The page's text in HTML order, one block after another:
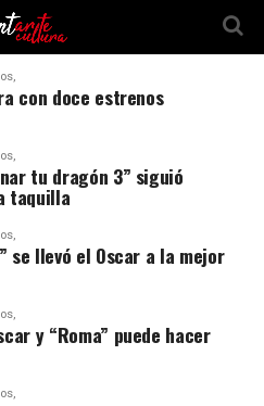
con doce estrenos
tu dragón 3” siguió
taquilla
se llevó el Oscar a la mejor
y “Roma” puede hacer